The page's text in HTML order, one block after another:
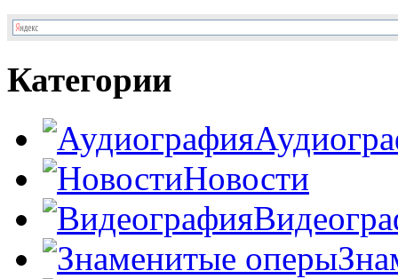
Категории
Новости